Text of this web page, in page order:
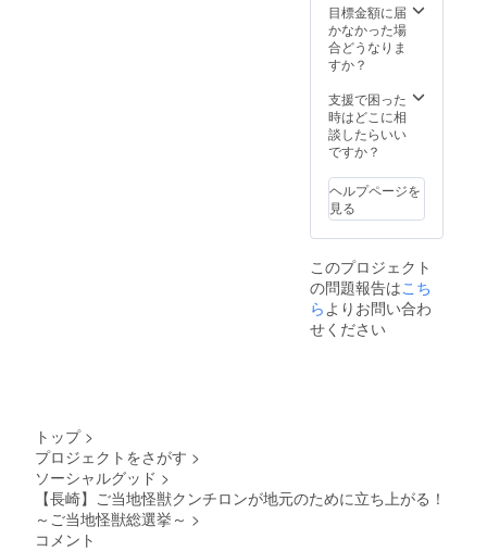
目標金額に届
かなかった場
合どうなりま
すか？
支援で困った
時はどこに相
談したらいい
ですか？
ヘルプページを
見る
このプロジェクト
の問題報告はこち
ら よりお問い合わ
せください
トップ >
プロジェクトをさがす >
ソーシャルグッド >
【長崎】ご当地怪獣クンチロンが地元のために立ち上がる！
～ご当地怪獣総選挙～ >
コメント